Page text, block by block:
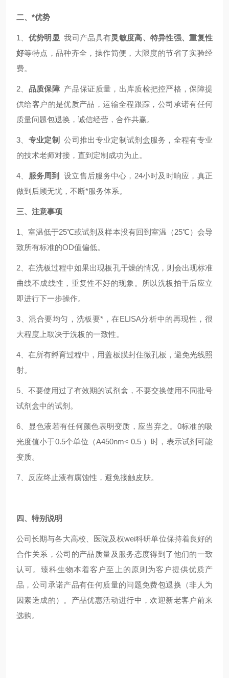
二、*优势
1、 优势明显 我司产品具有灵敏度高、特异性强、重复性
好等特点，品种齐全，操作简便，大限度的节省了实验经
费。
2、 品质保障产品保证质量，出库质检把控严格，保障提
供给客户的是优质产品，运输全程跟踪，公司承诺有任何
质量问题包退换，诚信经营，合作共赢。
3、 专业定制
公司推出专业定制试剂盒服务，全程有专业
的技术老师对接，直到定制成功为止。
4、 服务周到
设立售后服务中心，24小时及时响应，真正
做到后顾无忧，不断*服务体系。
三、注意事项
1、室温低于25℃或试剂及样本没有回到室温（25℃）会导
致所有标准的OD值偏低。
2、在洗板过程中如果出现板孔干燥的情况，则会出现标准
曲线不成线性，重复性不好的现象。所以洗板拍干后应立
即进行下一步操作。
3、混合要均匀，洗板要*，在ELISA分析中的再现性，很
大程度上取决于洗板的一致性。
4、在所有孵育过程中，用盖板膜封住微孔板，避免光线照
射。
5、不要使用过了有效期的试剂盒，不要交换使用不同批号
试剂盒中的试剂。
6、显色液若有任何颜色表明变质，应当弃之。0标准的吸
光度值小于0.5个单位（A450nm< 0.5 ）时，表示试剂可能
变质。
7、反应终止液有腐蚀性，避免接触皮肤。
四、特别说明
公司长期与各大高校、医院及权wei科研单位保持着良好的
合作关系，公司的产品质量及服务态度得到了他们的一致
认可。臻科生物本着客户至上的原则为客户提供优质产
品，公司承诺产品有任何质量的问题免费包退换（非人为
因素造成的）。产品优惠活动进行中，欢迎新老客户前来
选购。